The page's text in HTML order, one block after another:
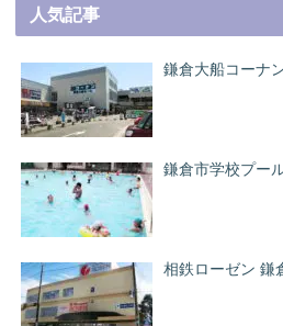
人気記事
鎌倉大船コーナ
鎌倉市学校プー
相鉄ローゼン 鎌